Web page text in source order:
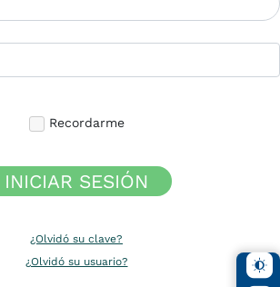
Recordarme
INICIAR SESIÓN
¿Olvidó su clave?
¿Olvidó su usuario?